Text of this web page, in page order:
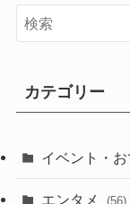
カテゴリー
イベント・
エンタメ (56)